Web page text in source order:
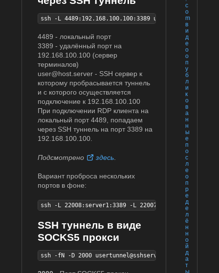
c
o
m
в
и
д
е
о
о
п
у
б
л
и
к
о
в
а
н
н
ы
е
п
о
с
л
е
о
п
р
е
д
е
л
ё
н
н
о
й
д
а
т
ssh -L 4489:192.168.100.100:3389 user@host.server
4489 - локальный порт
3389 - удалённый порт на
192.168.100.100 (сервер
терминалов)
user@host.server - SSH сервер к
которому пробрасывается туннель
и с которого осуществляется
подключение к 192.168.100.100
При подключении RDP клиента на
локальный порт 4489, попадаем
через SSH туннель на порт 3389 на
192.168.100.100.
Подсмотрено здесь
Вариант проброса нескольких
портов в фоне:
ssh -L 22008:server1:3389 -L 22007:server2:3389 -L
SSH туннель в виде
SOCKS5 прокси
ssh -fN -D 2000 usertunnel@sshserver -p 6060